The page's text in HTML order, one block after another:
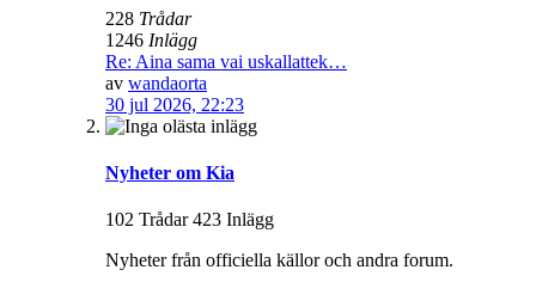
228 Trådar
1246 Inlägg
Re: Aina sama vai uskallattek…
av wandaorta
30 jul 2026, 22:23
Nyheter om Kia
102 Trådar 423 Inlägg
Nyheter från officiella källor och andra forum.